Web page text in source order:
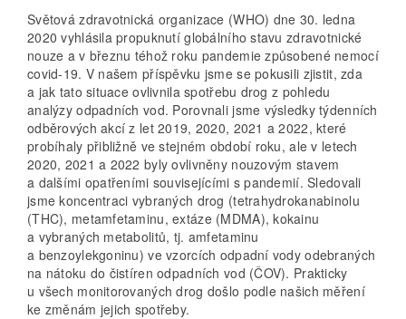
Světová zdravotnická organizace (WHO) dne 30. ledna
2020 vyhlásila propuknutí globálního stavu zdravotnické
nouze a v březnu téhož roku pandemie způsobené nemocí
covid-19. V našem příspěvku jsme se pokusili zjistit, zda
a jak tato situace ovlivnila spotřebu drog z pohledu
analýzy odpadních vod. Porovnali jsme výsledky týdenních
odběrových akcí z let 2019, 2020, 2021 a 2022, které
probíhaly přibližně ve stejném období roku, ale v letech
2020, 2021 a 2022 byly ovlivněny nouzovým stavem
a dalšími opatřeními souvisejícími s pandemií. Sledovali
jsme koncentraci vybraných drog (tetrahydrokanabinolu
(THC), metamfetaminu, extáze (MDMA), kokainu
a vybraných metabolitů, tj. amfet­aminu
a benzoylekgoninu) ve vzorcích odpadní vody odebraných
na nátoku do čistíren odpadních vod (ČOV). Prakticky
u všech monitorovaných drog došlo podle našich měření
ke změnám jejich spotřeby.